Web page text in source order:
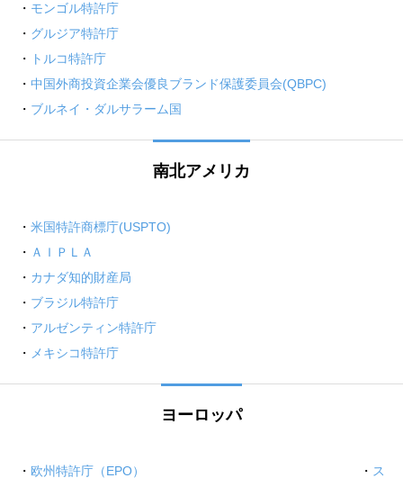
・ モンゴル特許庁
・ グルジア特許庁
・
トルコ特許庁
・ 中国外商投資企業会優良ブランド保護委員会(QBPC)
・ ブルネイ・ダルサラーム国
南北アメリカ
・ 米国特許商標庁(USPTO)
・ ＡＩＰＬＡ
・ カナダ知的財産局
・ ブラジル特許庁
・ アルゼンティン特許庁
・ メキシコ特許庁
ヨーロッパ
・ 欧州特許庁（EPO）
・ ス